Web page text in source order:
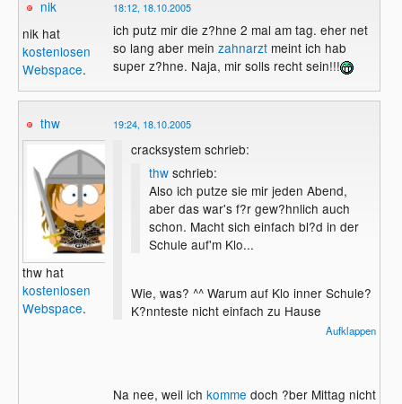
nik
nik hat
kostenlosen
Webspace.
18:12, 18.10.2005
ich putz mir die z?hne 2 mal am tag. eher net
so lang aber mein zahnarztmeint ich hab
super z?hne. Naja, mir solls recht sein!!!
thw
thw hat
kostenlosen
Webspace.
19:24, 18.10.2005
cracksystem schrieb:
thwschrieb:
Also ich putze sie mir jeden Abend,
aber das war's f?r gew?hnlich auch
schon. Macht sich einfach bl?d in der
Schule auf'm Klo...
Wie, was? ^^ Warum auf Klo inner Schule?
K?nnteste nicht einfach zu Hause
Aufklappen
Na nee, weil ich komme doch ?ber Mittag nicht